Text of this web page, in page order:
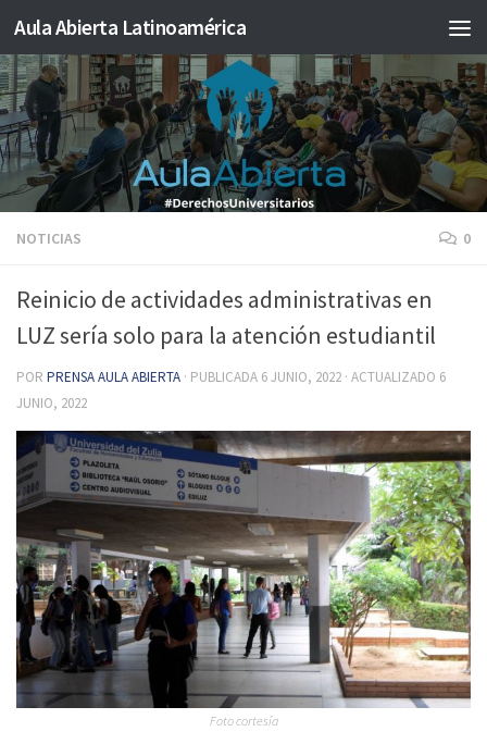
Saltar al contenido
Aula Abierta Latinoamérica
NOTICIAS 0
Reinicio de actividades administrativas en
LUZ sería solo para la atención estudiantil
POR PRENSA AULA ABIERTA · PUBLICADA 6 JUNIO, 2022 · ACTUALIZADO 6
JUNIO, 2022
Foto cortesía